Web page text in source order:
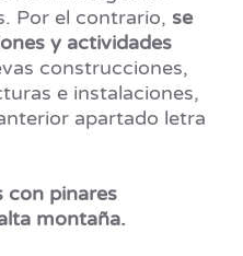
Por el contrario, se
y actividades
construcciones,
e instalaciones,
apartado letra
con pinares
montaña.